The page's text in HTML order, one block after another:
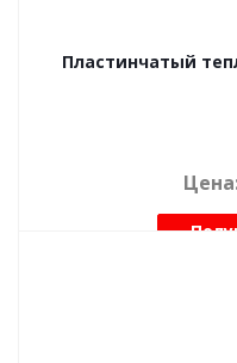
Пластинчатый